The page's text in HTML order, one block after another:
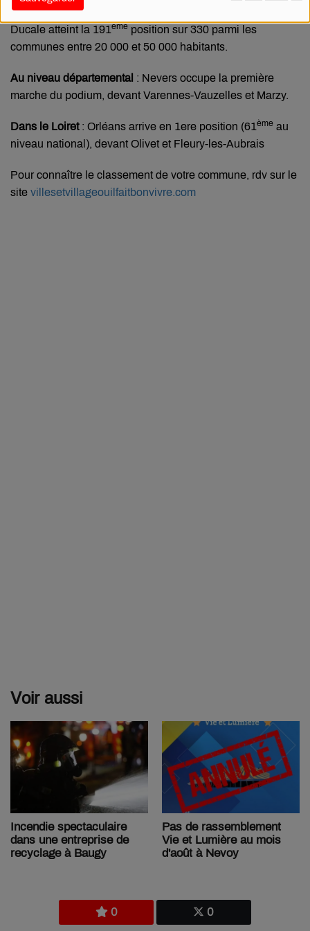
0 0
41 places, atteignant la
Ducale atteint la 191ème position sur 330 parmi les
communes entre 20 000 et 50 000 habitants.
Au niveau départemental : Nevers occupe la première
marche du podium, devant Varennes-Vauzelles et Marzy.
Dans le Loiret: Orléans arrive en 1ere position (61ème au
niveau national), devant Olivet et Fleury-les-Aubrais
Pour connaître le classement de votre commune, rdv sur le
site villesetvillageouilfaitbonvivre.com
Voir aussi
Incendie spectaculaire
dans une entreprise de
recyclage à Baugy
Pas de rassemblement
Vie et Lumière au mois
d'août à Nevoy